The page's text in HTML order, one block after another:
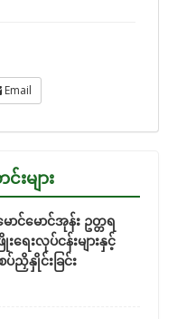
Email
များ
င်မောင်အုန်း ဥတ္တရ
ေးလုပ်ငန်းများနှင့်
ပ်ညှိနှိုင်းခြင်း